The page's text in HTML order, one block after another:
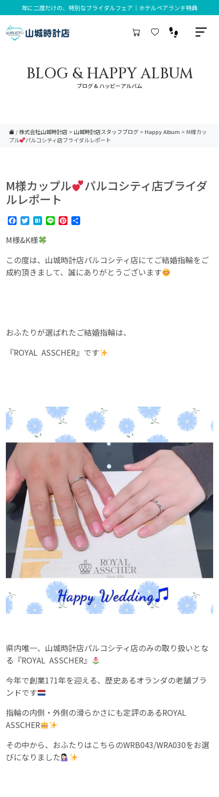
年に二度だけの、特別なブライダルフェア｜ホテルペアランチ特典
BLOG & HAPPY ALBUM
ブログ & ハッピーアルバム
/株式会社山城時計店>山城時計店スタッフブログ> Happy Album > M様カッ
プル
パルコシティ店ブライダルレポート
M様カップル
パルコシティ店ブライダ
ルレポート
Facebook
TwitterHatena
Line Pinterest
M様&K様
この度は、山城時計店パルコシティ店にてご結婚指輪をご
成約頂きまして、誠にありがとうございます
おふたりが選ばれたご結婚指輪は、
『ROYAL ASSCHER』です
県内唯一、山城時計店パルコシティ店のみの取り扱いとな
る『ROYAL ASSCHER』
今年で創業171年を迎える、歴史あるオランダの老舗ブラ
ンドです
指輪の内側・外側の滑らかさにも定評のあるROYAL
ASSCHER
その中から、おふたりはこちらのWRB043/WRA030をお選
びになりました